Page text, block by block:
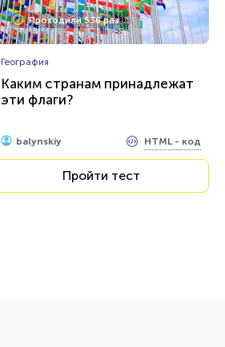
Проходили 536 раз
География
Каким странам принадлежат
эти флаги?
balynskiy HTML - код
Пройти тест